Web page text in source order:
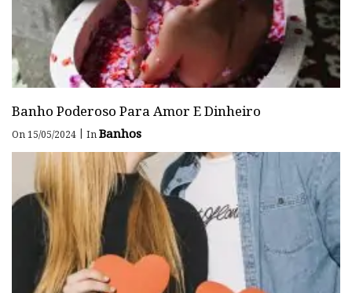
Banho Poderoso Para Amor E Dinheiro
On 15/05/2024 | InBanhos